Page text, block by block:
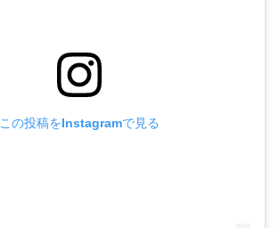
この投稿をInstagramで見る